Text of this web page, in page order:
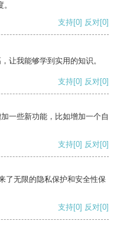
支持[0] 反对[0]
让我能够学到实用的知识。
支持[0] 反对[0]
一些新功能，比如增加一个自
支持[0] 反对[0]
了无限的隐私保护和安全性保
支持[0] 反对[0]